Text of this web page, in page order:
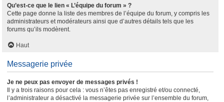
Qu’est-ce que le lien « L’équipe du forum » ?
Cette page donne la liste des membres de l’équipe du forum, y compris les
administrateurs et modérateurs ainsi que d’autres détails tels que les
forums qu’ils modèrent.
Haut
Messagerie privée
Je ne peux pas envoyer de messages privés !
Il y a trois raisons pour cela : vous n’êtes pas enregistré et/ou connecté,
l’administrateur a désactivé la messagerie privée sur l’ensemble du forum,